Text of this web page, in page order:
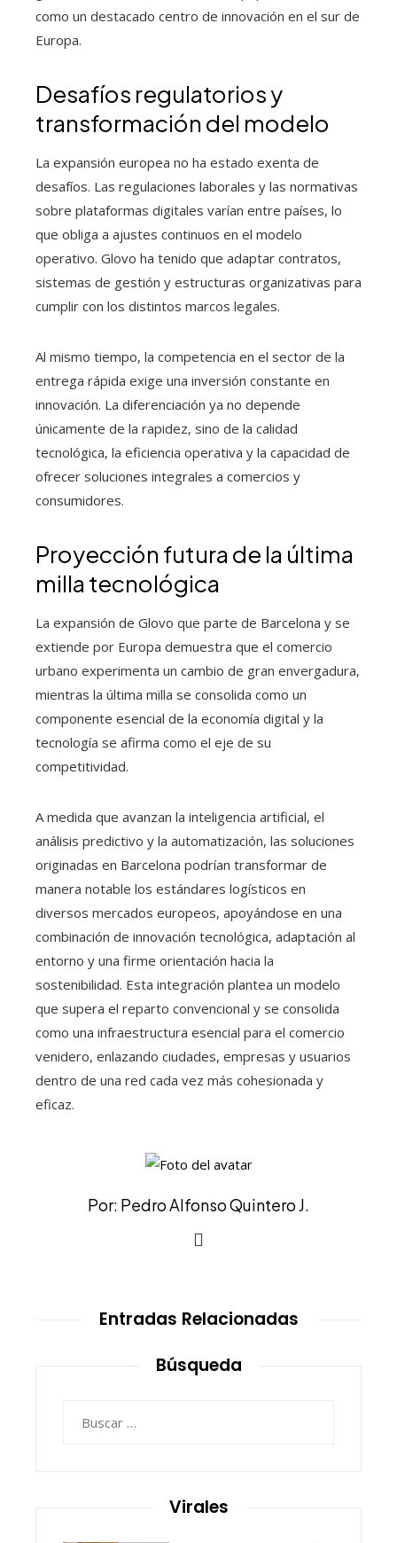
como un destacado centro de innovación en el sur de
Europa.
Desafíos regulatorios y
transformación del modelo
La expansión europea no ha estado exenta de
desafíos. Las regulaciones laborales y las normativas
sobre plataformas digitales varían entre países, lo
que obliga a ajustes continuos en el modelo
operativo. Glovo ha tenido que adaptar contratos,
sistemas de gestión y estructuras organizativas para
cumplir con los distintos marcos legales.
Al mismo tiempo, la competencia en el sector de la
entrega rápida exige una inversión constante en
innovación. La diferenciación ya no depende
únicamente de la rapidez, sino de la calidad
tecnológica, la eficiencia operativa y la capacidad de
ofrecer soluciones integrales a comercios y
consumidores.
Proyección futura de la última
milla tecnológica
La expansión de Glovo que parte de Barcelona y se
extiende por Europa demuestra que el comercio
urbano experimenta un cambio de gran envergadura,
mientras la última milla se consolida como un
componente esencial de la economía digital y la
tecnología se afirma como el eje de su
competitividad.
A medida que avanzan la inteligencia artificial, el
análisis predictivo y la automatización, las soluciones
originadas en Barcelona podrían transformar de
manera notable los estándares logísticos en
diversos mercados europeos, apoyándose en una
combinación de innovación tecnológica, adaptación al
entorno y una firme orientación hacia la
sostenibilidad. Esta integración plantea un modelo
que supera el reparto convencional y se consolida
como una infraestructura esencial para el comercio
venidero, enlazando ciudades, empresas y usuarios
dentro de una red cada vez más cohesionada y
eficaz.
Por: Pedro Alfonso Quintero J.
Entradas Relacionadas
Búsqueda
Virales